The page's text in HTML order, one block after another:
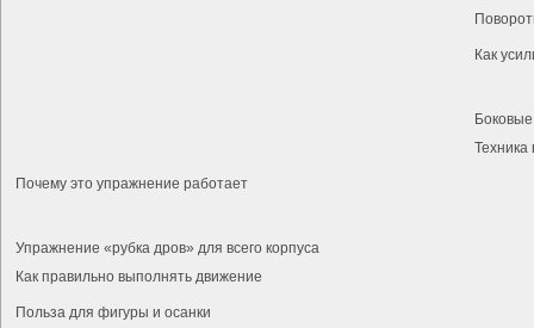
Как
Техника
Почему это упражнение работает
Упражнение «рубка дров» для всего корпуса
Как правильно выполнять движение
Польза для фигуры и осанки